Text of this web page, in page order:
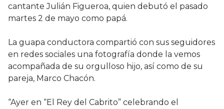
cantante Julián Figueroa, quien debutó el pasado
martes 2 de mayo como papá.
La guapa conductora compartió con sus seguidores
en redes sociales una fotografía donde la vemos
acompañada de su orgulloso hijo, así como de su
pareja, Marco Chacón.
“Ayer en “El Rey del Cabrito” celebrando el